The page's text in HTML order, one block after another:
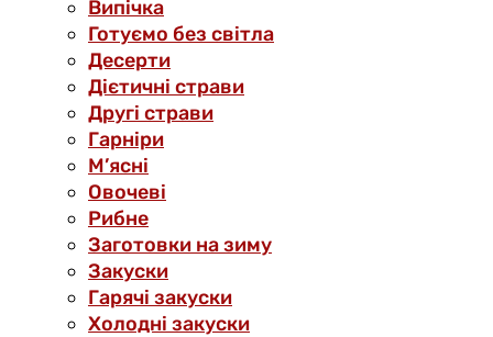
Випічка
Готуємо без світла
Десерти
Дієтичні страви
Другі страви
Гарніри
М’ясні
Овочеві
Рибне
Заготовки на зиму
Закуски
Гарячі закуски
Холодні закуски